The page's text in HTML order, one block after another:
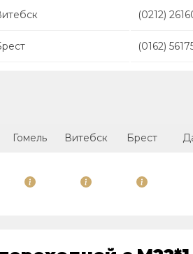
(0212)
(0162)
Гомель Витебск Брест